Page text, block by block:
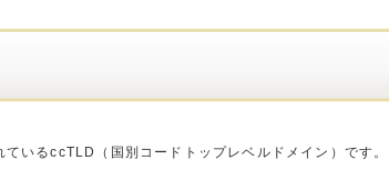
いるccTLD（国別コードトップレベルドメイン）です。